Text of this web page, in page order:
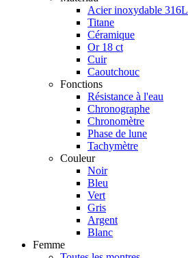
Acier inoxydable 316L
Titane
Céramique
Or 18 ct
Cuir
Caoutchouc
Fonctions
Résistance à l'eau
Chronographe
Chronomètre
Phase de lune
Tachymètre
Couleur
Noir
Bleu
Vert
Gris
Argent
Blanc
Femme